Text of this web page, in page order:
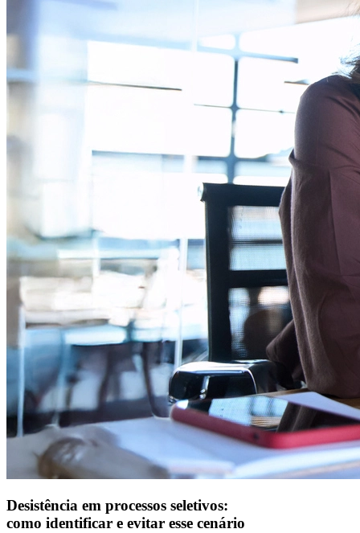
Desistência em processos seletivos:
como identificar e evitar esse cenário